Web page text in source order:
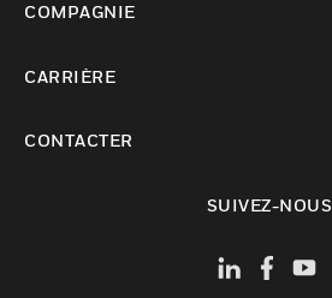
COMPAGNIE
CARRIÈRE
CONTACTER
SUIVEZ-NOUS